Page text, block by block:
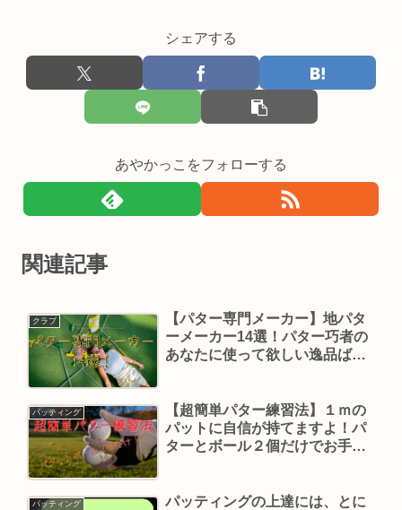
シェアする
あやかっこをフォローする
関連記事
クラブ
【パター専門メーカー】地パタ
ーメーカー14選！パター巧者の
あなたに使って欲しい逸品ばか
パッティング
【超簡単パター練習法】１ｍの
パットに自信が持てますよ！パ
ターとボール２個だけでお手軽
パッティング
パッティングの上達には、とに